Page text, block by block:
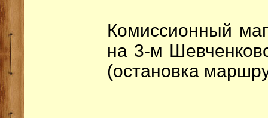
Комиссионный
на 3-м
(остановка